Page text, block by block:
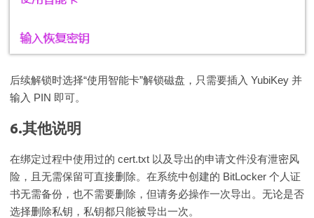
后续解锁时选择“使用智能卡”解锁磁盘，只需要插入 YubiKey 并
输入 PIN 即可。
6.其他说明
在绑定过程中使用过的 cert.txt 以及导出的申请文件没有泄密风
险，且无需保留可直接删除。在系统中创建的 BitLocker 个人证
书无需备份，也不需要删除，但请务必操作一次导出。无论是否
选择删除私钥，私钥都只能被导出一次。